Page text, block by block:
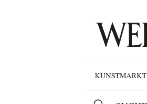
KUNSTMARKT